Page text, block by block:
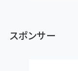
スポンサー